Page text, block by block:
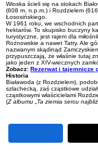
Wioska ścieli się na stokach
(608 m. n.p.m.) i Rozdzielem
Łososińskiego.
W 1961 roku, we wschodnich
hektarów. To skupisko buczyny
turystyczne, jest rajem dla
Rożnowskie a nawet Tatry. Ale
nazwanym skądinąd
przypuszczają, że właśnie tutaj
jako jeden z XIV-wiecznych
Zobacz: Rezerwat i tajemnicze
Historia
Białawoda (z Rozdzielem),
szlachecką, zaś cząstkowe
cząstkowymi właścicielami
(Z albumu „Ta ziemia sercu